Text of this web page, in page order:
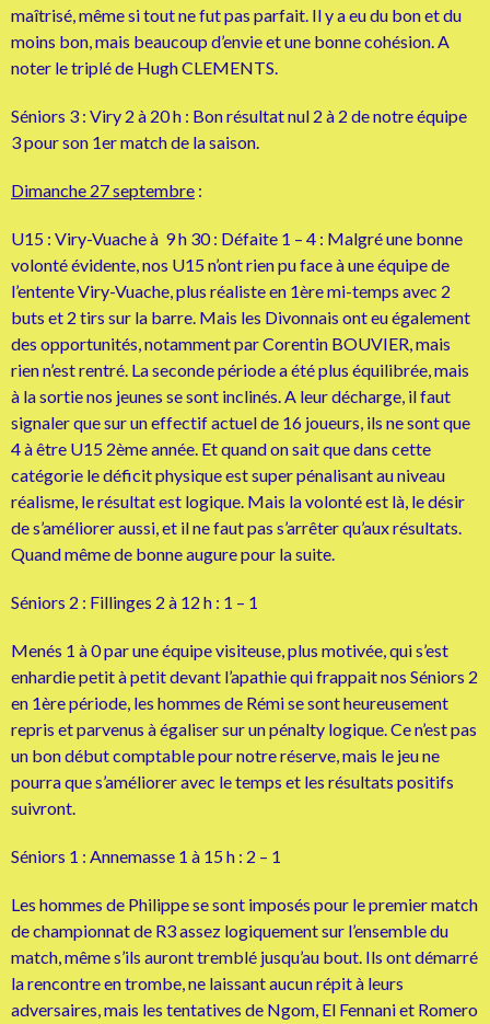
maîtrisé, même si tout ne fut pas parfait. Il y a eu du bon et du
moins bon, mais beaucoup d’envie et une bonne cohésion. A
noter le triplé de Hugh CLEMENTS.
Séniors 3 : Viry 2 à 20 h : Bon résultat nul 2 à 2 de notre équipe
3 pour son 1er match de la saison.
Dimanche 27 septembre :
U15 : Viry-Vuache à 9 h 30 : Défaite 1 – 4 : Malgré une bonne
volonté évidente, nos U15 n’ont rien pu face à une équipe de
l’entente Viry-Vuache, plus réaliste en 1ère mi-temps avec 2
buts et 2 tirs sur la barre. Mais les Divonnais ont eu également
des opportunités, notamment par Corentin BOUVIER, mais
rien n’est rentré. La seconde période a été plus équilibrée, mais
à la sortie nos jeunes se sont inclinés. A leur décharge, il faut
signaler que sur un effectif actuel de 16 joueurs, ils ne sont que
4 à être U15 2ème année. Et quand on sait que dans cette
catégorie le déficit physique est super pénalisant au niveau
réalisme, le résultat est logique. Mais la volonté est là, le désir
de s’améliorer aussi, et il ne faut pas s’arrêter qu’aux résultats.
Quand même de bonne augure pour la suite.
Séniors 2 : Fillinges 2 à 12 h : 1 – 1
Menés 1 à 0 par une équipe visiteuse, plus motivée, qui s’est
enhardie petit à petit devant l’apathie qui frappait nos Séniors 2
en 1ère période, les hommes de Rémi se sont heureusement
repris et parvenus à égaliser sur un pénalty logique. Ce n’est pas
un bon début comptable pour notre réserve, mais le jeu ne
pourra que s’améliorer avec le temps et les résultats positifs
suivront.
Séniors 1 : Annemasse 1 à 15 h : 2 – 1
Les hommes de Philippe se sont imposés pour le premier match
de championnat de R3 assez logiquement sur l’ensemble du
match, même s’ils auront tremblé jusqu’au bout. Ils ont démarré
la rencontre en trombe, ne laissant aucun répit à leurs
adversaires, mais les tentatives de Ngom, El Fennani et Romero